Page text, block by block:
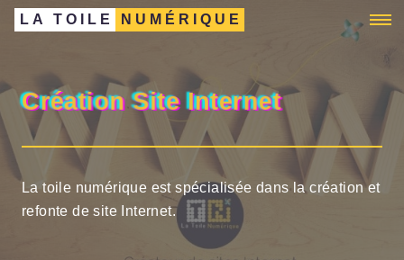
LA TOILE NUMÉRIQUE
Création Site Internet
La toile numérique est spécialisée dans la création et
refonte de site Internet.